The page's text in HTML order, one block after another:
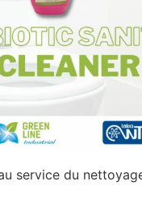
service du